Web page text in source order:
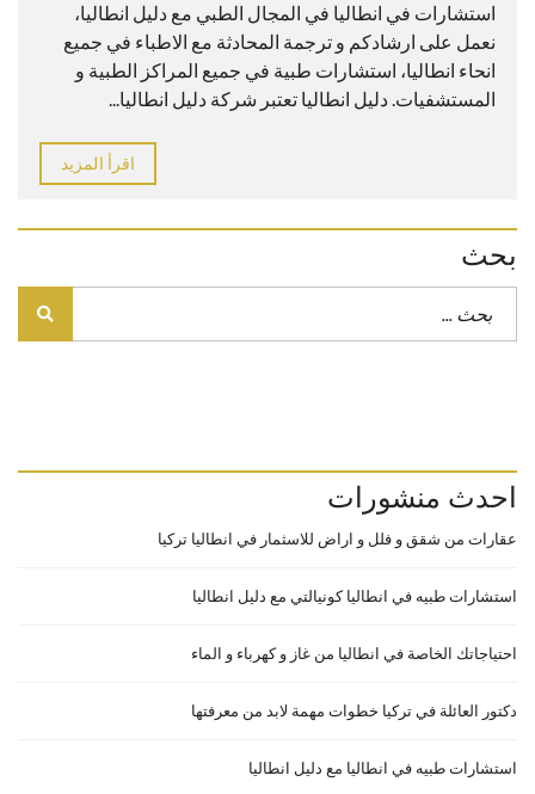
استشارات في انطاليا في المجال الطبي مع دليل انطاليا،
نعمل على ارشادكم و ترجمة المحادثة مع الاطباء في جميع
انحاء انطاليا، استشارات طبية في جميع المراكز الطبية و
المستشفيات. دليل انطاليا تعتبر شركة دليل انطاليا...
اقرأ المزيد
بحث
احدث منشورات
عقارات من شقق و فلل و اراض للاسثمار في انطاليا تركيا
استشارات طبيه في انطاليا كونيالتي مع دليل انطاليا
احتياجاتك الخاصة في انطاليا من غاز و كهرباء و الماء
دكتور العائلة في تركيا خطوات مهمة لابد من معرفتها
استشارات طبيه في انطاليا مع دليل انطاليا